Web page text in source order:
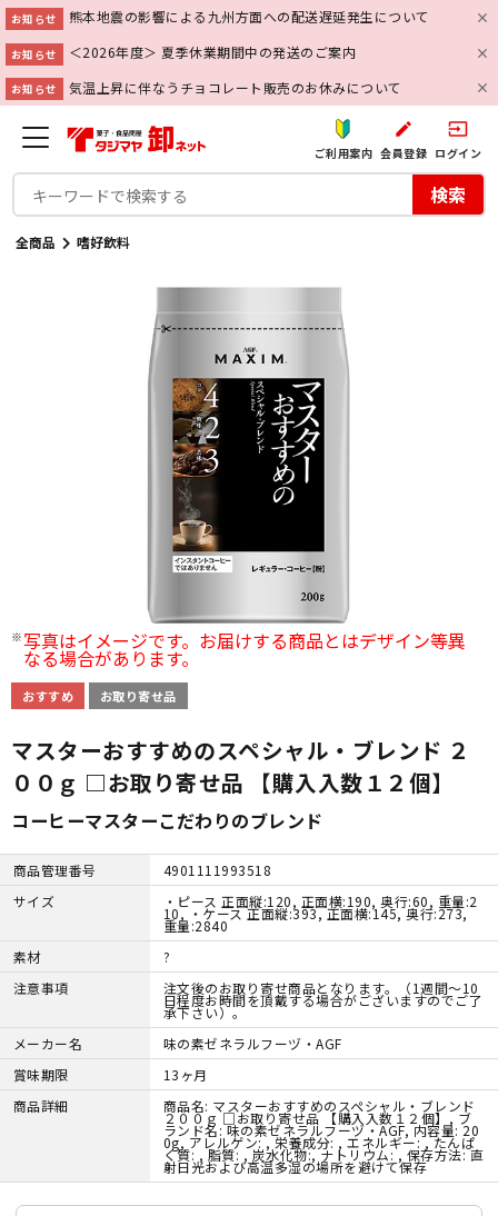
お知らせ 熊本地震の影響による九州方面への配送遅延発生について
お知らせ ＜2026年度＞ 夏季休業期間中の発送のご案内
お知らせ 気温上昇に伴なうチョコレート販売のお休みについて
ご利用案内
create
会員登録
input
ログイン
検索
全商品 嗜好飲料
写真はイメージです。お届けする商品とはデザイン等異
なる場合があります。
お取り寄せ品
マスターおすすめのスペシャル・ブレンド ２
００ｇ □お取り寄せ品 【購入入数１２個】
コーヒーマスターこだわりのブレンド
商品管理番号
4901111993518
サイズ
・ピース 正面縦:120, 正面横:190, 奥行:60, 重量:2
10, ・ケース 正面縦:393, 正面横:145, 奥行:273,
重量:2840
素材
?
注意事項
注文後のお取り寄せ商品となります。（1週間～10
日程度お時間を頂戴する場合がございますのでご了
承下さい）。
メーカー名
味の素ゼネラルフーヅ・AGF
賞味期限
13ヶ月
商品詳細
商品名: マスターおすすめのスペシャル・ブレンド
２００ｇ □お取り寄せ品 【購入入数１２個】, ブ
ランド名: 味の素ゼネラルフーヅ・AGF, 内容量: 20
0g, アレルゲン: , 栄養成分: , エネルギー: , たんぱ
く質: , 脂質: , 炭水化物:, ナトリウム: , 保存方法: 直
射日光および高温多湿の場所を避けて保存